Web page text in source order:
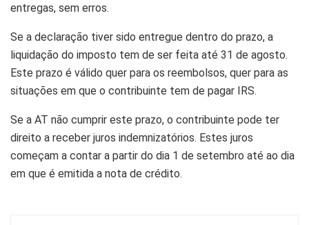
entregas, sem erros.
Se a declaração tiver sido entregue dentro do prazo, a
liquidação do imposto tem de ser feita até 31 de agosto.
Este prazo é válido quer para os reembolsos, quer para as
situações em que o contribuinte tem de pagar IRS.
Se a AT não cumprir este prazo, o contribuinte pode ter
direito a receber juros indemnizatórios. Estes juros
começam a contar a partir do dia 1 de setembro até ao dia
em que é emitida a nota de crédito.